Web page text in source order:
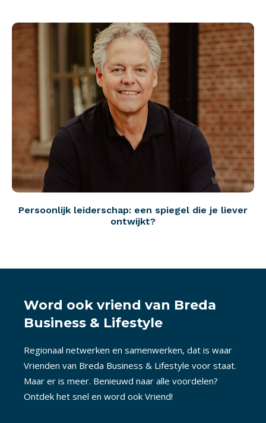
Persoonlijk leiderschap: een spiegel die je liever
ontwijkt?
Word ook vriend van Breda
Business & Lifestyle
Regionaal netwerken en samenwerken, dat is waar
Vrienden van Breda Business & Lifestyle voor staat.
Maar er is meer. Benieuwd naar alle voordelen?
Ontdek het snel en word ook Vriend!